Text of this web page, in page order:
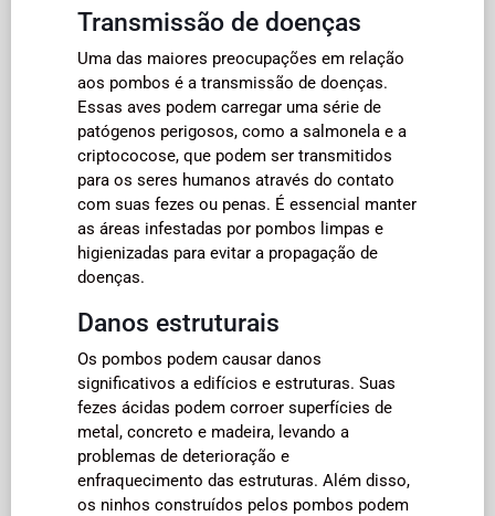
Transmissão de doenças
Uma das maiores preocupações em relação
aos pombos é a transmissão de doenças.
Essas aves podem carregar uma série de
patógenos perigosos, como a salmonela e a
criptococose, que podem ser transmitidos
para os seres humanos através do contato
com suas fezes ou penas. É essencial manter
as áreas infestadas por pombos limpas e
higienizadas para evitar a propagação de
doenças.
Danos estruturais
Os pombos podem causar danos
significativos a edifícios e estruturas. Suas
fezes ácidas podem corroer superfícies de
metal, concreto e madeira, levando a
problemas de deterioração e
enfraquecimento das estruturas. Além disso,
os ninhos construídos pelos pombos podem